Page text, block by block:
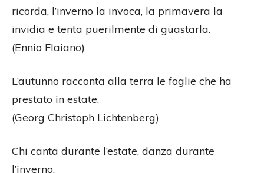
ricorda, l’inverno la invoca, la primavera la
invidia e tenta puerilmente di guastarla.
(Ennio Flaiano)
L’autunno racconta alla terra le foglie che ha
prestato in estate.
(Georg Christoph Lichtenberg)
Chi canta durante l’estate, danza durante
l’inverno.